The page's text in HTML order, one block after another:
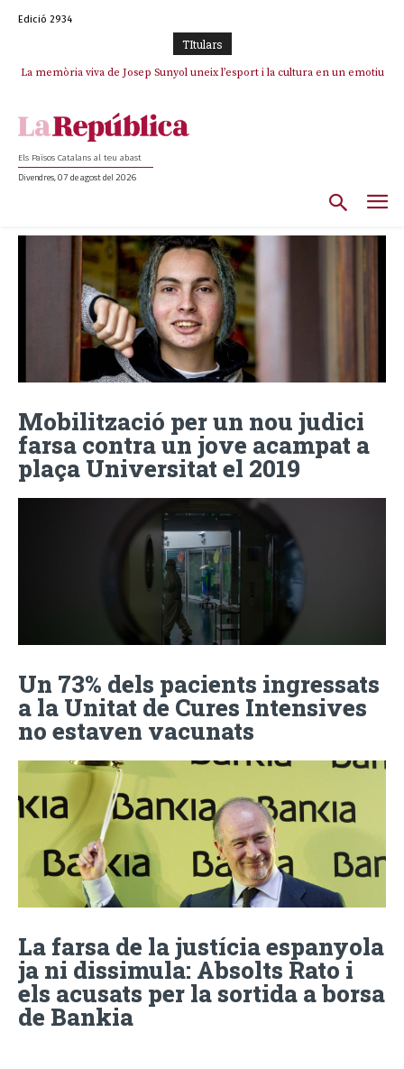
Edició 2934
TItulars
La memòria viva de Josep Sunyol uneix l’esport i la cultura en un emotiu
Els Països Catalans al teu abast
Divendres, 07 de agost del 2026
Mobilització per un nou judici
farsa contra un jove acampat a
plaça Universitat el 2019
Un 73% dels pacients ingressats
a la Unitat de Cures Intensives
no estaven vacunats
La farsa de la justícia espanyola
ja ni dissimula: Absolts Rato i
els acusats per la sortida a borsa
de Bankia